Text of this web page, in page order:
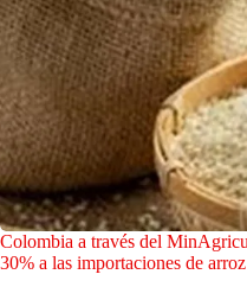
Colombia a través del
30% a las importaciones de